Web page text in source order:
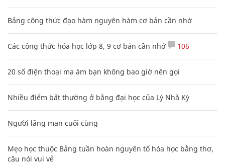
Bảng công thức đạo hàm nguyên hàm cơ bản cần nhớ
Các công thức hóa học lớp 8, 9 cơ bản cần nhớ 106
20 số điện thoại ma ám bạn không bao giờ nên gọi
Nhiều điểm bất thường ở bằng đại học của Lý Nhã Kỳ
Người lãng mạn cuối cùng
Mẹo học thuộc Bảng tuần hoàn nguyên tố hóa học bằng thơ,
câu nói vui vẻ